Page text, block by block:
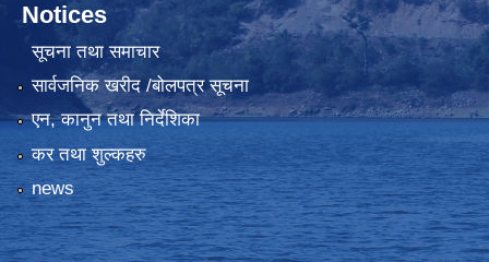
Notices
सूचना तथा समाचार
सार्वजनिक खरीद /बोलपत्र सूचना
एन, कानुन तथा निर्देशिका
कर तथा शुल्कहरु
news